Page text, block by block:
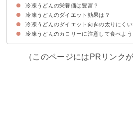
冷凍うどん（1玉:200g）のカロリー・糖質
冷凍うどん（100g）のカロリー・糖質量
冷凍うどん1玉【商品別】のカロリー・糖質
冷凍うどん（1玉）のカロリー消費に必要
冷凍うどんの栄養価は豊富？
ビタミン・ミネラル類は少ない
冷凍うどんのダイエット効果は？
①タンパク質｜基礎代謝の向上
②アリシン｜脂肪燃焼効果
③食物繊維｜整腸作用
④アミラーゼ・リパーゼ｜でんぷん・脂肪
冷凍うどんのダイエット向きの太りにく
①天ぷらのようなトッピングは控える
②サラダなど野菜で食物繊維を摂取する
③コシのあるうどんを食べる
④冷製うどんにする
⑤ネギをトッピングする
⑥主食をうどんに置き換える
⑦つゆを飲まない
冷凍うどんのカロリーに注意して食べよう
（このページにはPRリンク